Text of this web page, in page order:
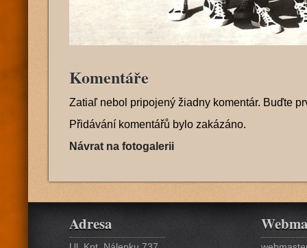
Komentáře
Zatiaľ nebol pripojený žiadny komentár. Buďte
Přidávání komentářů bylo zakázáno.
Návrat na fotogalerii
Adresa